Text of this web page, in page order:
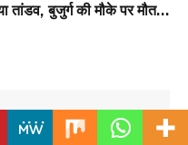
तांडव, बुजुर्ग की मौके पर मौत…